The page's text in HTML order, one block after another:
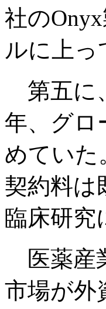
社の
ルに上っ
第五に
年、グロ
めていた
契約料は
臨床研究
医薬産
市場が外